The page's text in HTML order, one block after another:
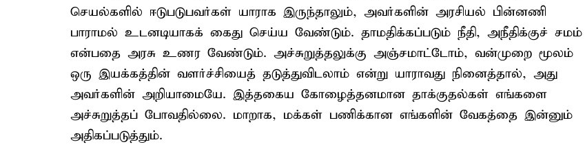
செயல்களில் ஈடுபடுபவர்கள் யாராக இருந்தாலும், அவர்களின் அரசியல் பின்னணி
பாராமல் உடனடியாகக் கைது செய்ய வேண்டும். தாமதிக்கப்படும் நீதி, அநீதிக்குச் சமம்
என்பதை அரசு உணர வேண்டும். அச்சுறுத்தலுக்கு அஞ்சமாட்டோம், வன்முறை மூலம்
ஒரு இயக்கத்தின் வளர்ச்சியைத் தடுத்துவிடலாம் என்று யாராவது நினைத்தால், அது
அவர்களின் அறியாமையே. இத்தகைய கோழைத்தனமான தாக்குதல்கள் எங்களை
அச்சுறுத்தப் போவதில்லை. மாறாக, மக்கள் பணிக்கான எங்களின் வேகத்தை இன்னும்
அதிகப்படுத்தும்.